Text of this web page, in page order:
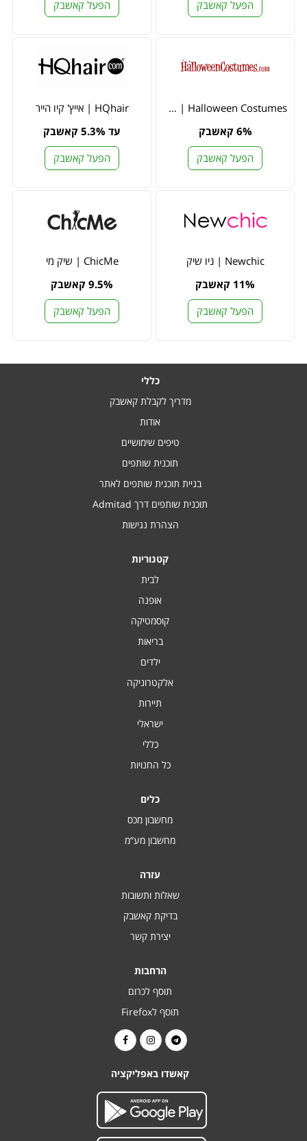
הפעל קאשבק
הפעל קאשבק
Halloween Costumes | הלווין קוסטיומס
6% קאשבק
הפעל קאשבק
HQhair | אייץ' קיו הייר
עד 5.3% קאשבק
הפעל קאשבק
Newchic | ניו שיק
11% קאשבק
הפעל קאשבק
ChicMe | שיק מי
9.5% קאשבק
הפעל קאשבק
כללי
מדריך לקבלת קאשבק
אודות
טיפים שימושיים
תוכנית שותפים
בניית תוכנית שותפים לאתר
תוכנית שותפים דרך Admitad
הצהרת נגישות
קטגוריות
לבית
אופנה
קוסמטיקה
בריאות
ילדים
אלקטרוניקה
תיירות
ישראלי
כללי
כל החנויות
כלים
מחשבון מכס
מחשבון מע“מ
עזרה
שאלות ותשובות
בדיקת קאשבק
יצירת קשר
הרחבות
תוסף לכרום
תוסף לFirefox
קאשדו באפליקציה